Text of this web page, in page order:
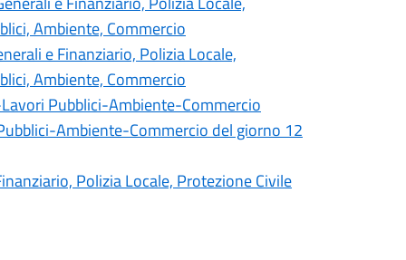
Ambiente, Commercio
e Finanziario, Polizia Locale,
Ambiente, Commercio
Pubblici-Ambiente-Commercio
Ambiente-Commercio del giorno 12
Polizia Locale, Protezione Civile